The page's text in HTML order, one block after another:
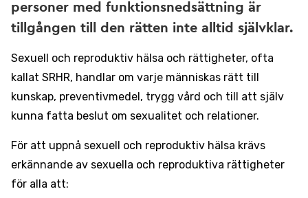
personer med funktionsnedsättning är
tillgången till den rätten inte alltid självklar.
Sexuell och reproduktiv hälsa och rättigheter, ofta
kallat SRHR, handlar om varje människas rätt till
kunskap, preventivmedel, trygg vård och till att själv
kunna fatta beslut om sexualitet och relationer.
För att uppnå sexuell och reproduktiv hälsa krävs
erkännande av sexuella och reproduktiva rättigheter
för alla att: